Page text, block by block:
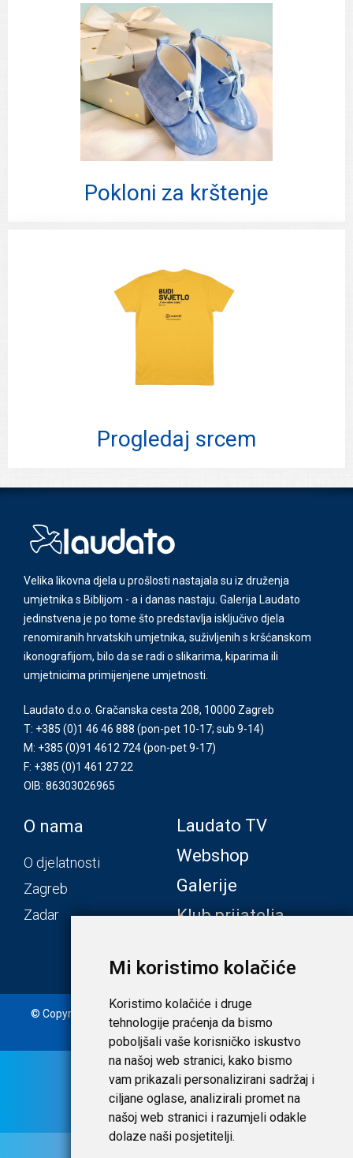
Mi koristimo kolačiće
Koristimo kolačiće i druge
tehnologije praćenja da bismo
poboljšali vaše korisničko iskustvo
na našoj web stranici, kako bismo
vam prikazali personalizirani sadržaj i
ciljane oglase, analizirali promet na
našoj web stranici i razumjeli odakle
dolaze naši posjetitelji.
Pokloni za krštenje
Progledaj srcem
Velika likovna djela u prošlosti nastajala su iz druženja
umjetnika s Biblijom - a i danas nastaju. Galerija Laudato
jedinstvena je po tome što predstavlja isključivo djela
renomiranih hrvatskih umjetnika, suživljenih s kršćanskom
ikonografijom, bilo da se radi o slikarima, kiparima ili
umjetnicima primijenjene umjetnosti.
Laudato d.o.o. Gračanska cesta 208, 10000 Zagreb
T: +385 (0)1 46 46 888 (pon-pet 10-17; sub 9-14)
M: +385 (0)91 4612 724(pon-pet 9-17)
F: +385 (0)1 461 27 22
OIB: 86303026965
O nama
O djelatnosti
Zagreb
Zadar
Laudato TV
Webshop
Galerije
Klub prijatelja
© Copyright 2020. Laudato d.o.o. | Tečaj konverzije: 1 EUR =
7,53450 HRK | Uvjeti i privatnost